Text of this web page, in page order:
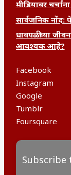
मीडियावर
सार्वजनिक नोंद:
धावपळीच्या
आवश्यक आहे?
Facebook
Instagram
Google
Tumblr
Foursquare
Subscribe